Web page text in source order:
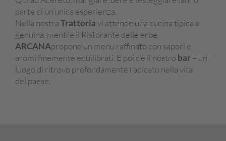
parte di un’unica esperienza.
Nella nostraTrattoriavi attende una cucina tipica e
genuina, mentre il Ristorante delle erbe
ARCANApropone un menu raffinato con sapori e
aromi finemente equilibrati. E poi c’è il nostro bar– un
luogo di ritrovo profondamente radicato nella vita
del paese.